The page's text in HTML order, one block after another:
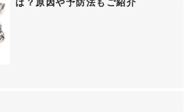
は？原因や予防法もご紹介